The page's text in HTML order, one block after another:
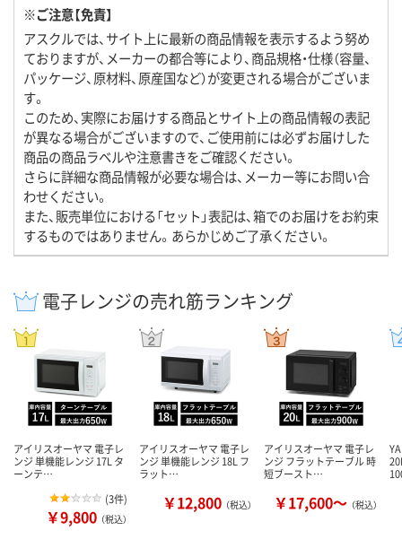
※ご注意【免責】
アスクルでは、サイト上に最新の商品情報を表示するよう努め
ておりますが、メーカーの都合等により、商品規格・仕様（容量、
パッケージ、原材料、原産国など）が変更される場合がございま
す。
このため、実際にお届けする商品とサイト上の商品情報の表記
が異なる場合がございますので、ご使用前には必ずお届けした
商品の商品ラベルや注意書きをご確認ください。
さらに詳細な商品情報が必要な場合は、メーカー等にお問い合
わせください。
また、販売単位における「セット」表記は、箱でのお届けをお約束
するものではありません。あらかじめご了承ください。
電子レンジの売れ筋ランキング
アイリスオーヤマ 電子レ
ンジ 単機能レンジ 17L タ
ーンテ…
(3件)
￥9,800 （税込）
アイリスオーヤマ 電子レ
ンジ 単機能レンジ 18L フ
ラット…
￥12,800 （税込）
アイリスオーヤマ 電子レ
ンジ フラットテーブル 時
短ブースト…
￥17,600～ （税込）